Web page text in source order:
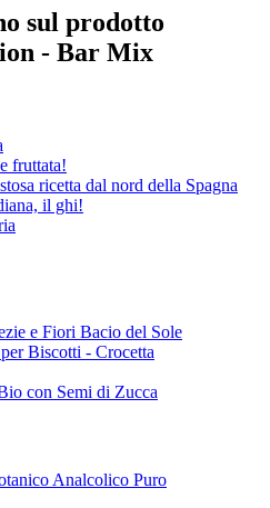
sul prodotto
- Bar Mix
fruttata!
ricetta dal nord della Spagna
il ghi!
e Fiori Bacio del Sole
Biscotti - Crocetta
con Semi di Zucca
Analcolico Puro